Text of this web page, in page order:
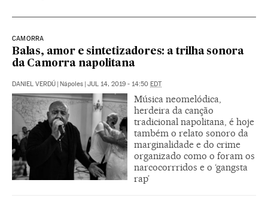
CAMORRA
Balas, amor e sintetizadores: a trilha sonora
da Camorra napolitana
DANIEL VERDÚ Nápoles JUL 14, 2019 - 14:50 EDT
Música neomelódica,
herdeira da canção
tradicional napolitana, é hoje
também o relato sonoro da
marginalidade e do crime
organizado como o foram os
narcocorrridos e o ‘gangsta
rap’